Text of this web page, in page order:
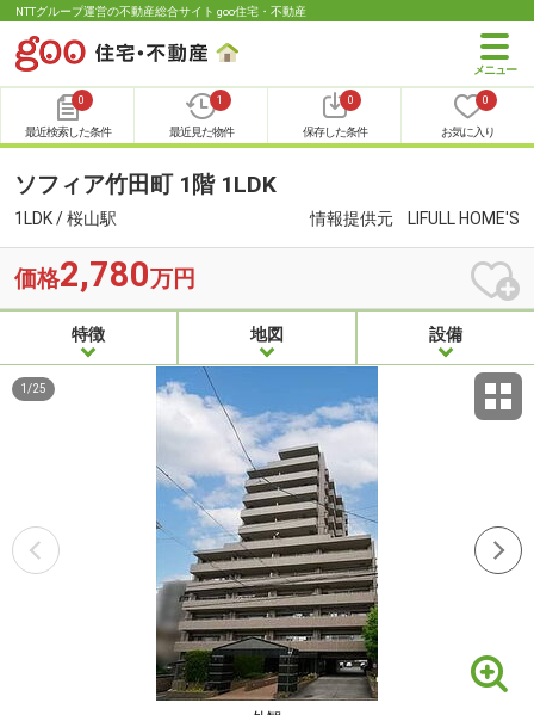
NTTグループ運営の不動産総合サイト goo住宅・不動産
0
最近検索した条件
1
最近見た物件
0
保存した条件
0
お気に入り
ソフィア竹田町 1階 1LDK
1LDK / 桜山駅 情報提供元 LIFULL HOME'S
価格2,780万円
特徴 地図 設備
1 /25